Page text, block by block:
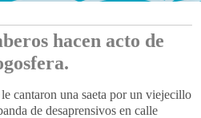
hacen acto de
cantaron una saeta por un viejecillo
de desaprensivos en calle